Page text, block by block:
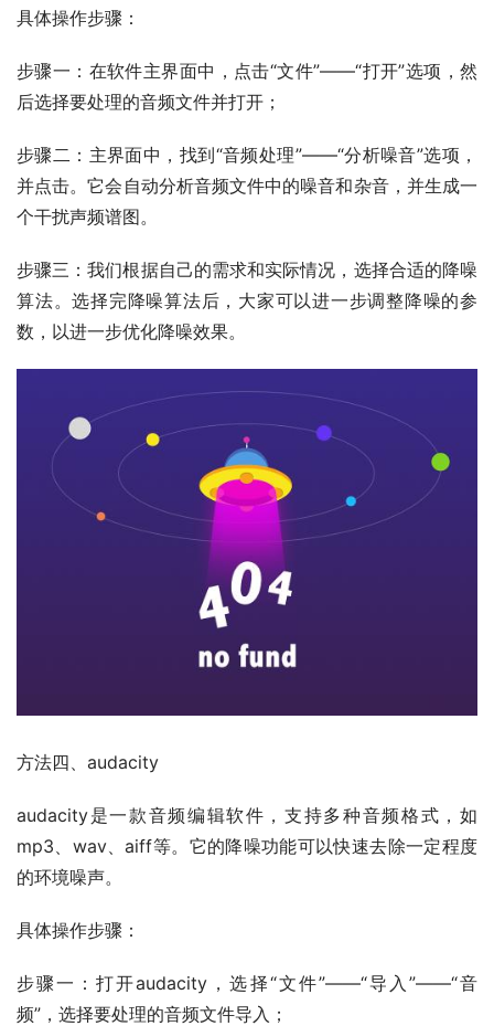
具体操作步骤：
步骤一：在软件主界面中，点击“文件”——“打开”选项，然
后选择要处理的音频文件并打开 ；
步骤二：主界面中，找到“音频处理”——“分析噪音”选项，
并点击。它会自动分析音频文件中的噪音和杂音，并生成一
个干扰声频谱图。
步骤三：我们根据自己的需求和实际情况 ， 选择合适的降噪
算法。选择完降噪算法后， 大家可以进一步调整降噪的参
数，以进一步优化降噪效果。
方法四、 audacity
audacity是一款音频编辑软件，支持多种音频格式，如
mp3、 wav、aiff等。它的降噪功能可以快速去除一定程度
的环境噪声。
具体操作步骤：
步骤一：打开audacity，选择“文件”——“导入”——“音
频”，选择要处理的音频文件导入 ；